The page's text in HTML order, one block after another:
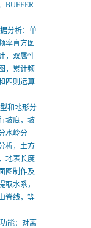
BUFFER
分析：单
率直方图
，双属性
，累计频
四则运算
和地形分
坡度，坡
水岭分
析，土方
地表长度
图制作及
取水系，
脊线，等
能：对离